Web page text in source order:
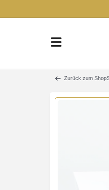
Zurück zum Shop